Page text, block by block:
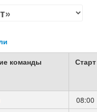
команды Старт
08:00